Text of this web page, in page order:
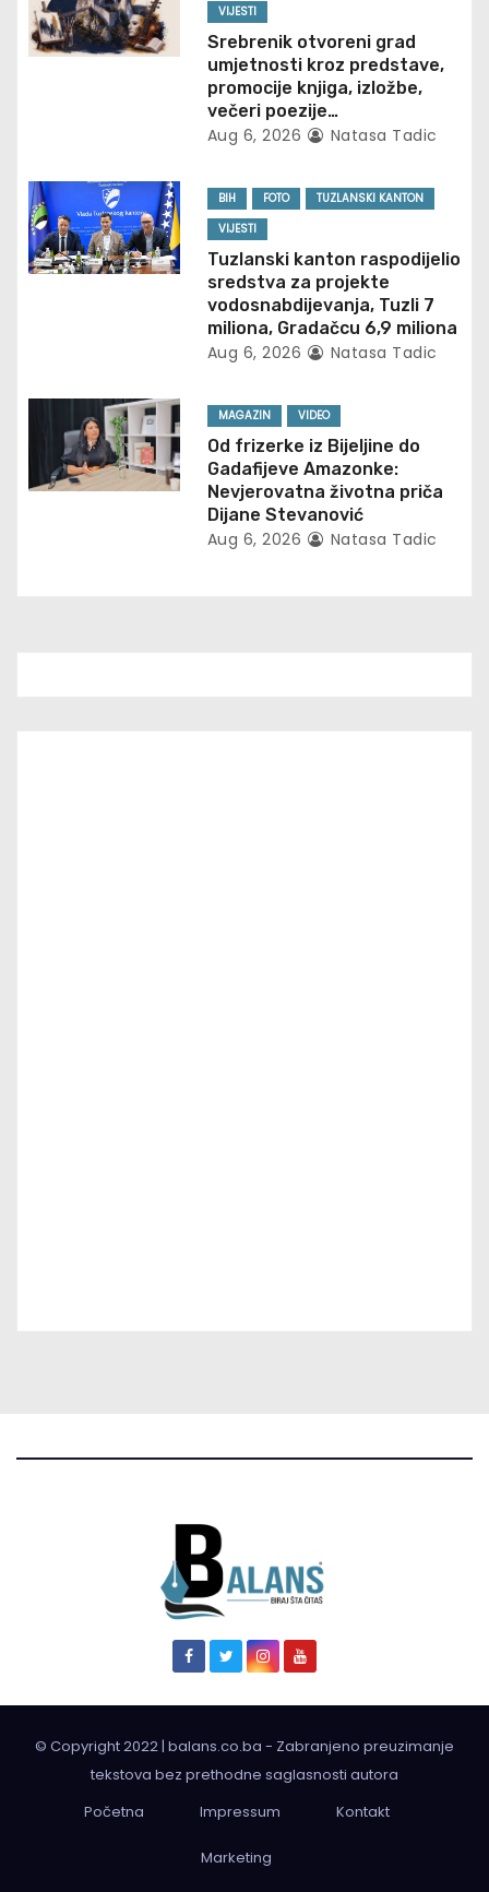
v
i
t
i
VIJESTI
Srebrenik otvoreni grad
umjetnosti kroz predstave,
promocije knjiga, izložbe,
večeri poezije…
Aug 6, 2026 Natasa Tadic
BIH FOTO
TUZLANSKI KANTON
VIJESTI
Tuzlanski kanton raspodijelio
sredstva za projekte
vodosnabdijevanja, Tuzli 7
miliona, Gradačcu 6,9 miliona
Aug 6, 2026 Natasa Tadic
MAGAZIN VIDEO
Od frizerke iz Bijeljine do
Gadafijeve Amazonke:
Nevjerovatna životna priča
Dijane Stevanović
Aug 6, 2026 Natasa Tadic
© Copyright 2022 | balans.co.ba - Zabranjeno preuzimanje
tekstova bez prethodne saglasnosti autora
Početna
Impressum Kontakt
Marketing